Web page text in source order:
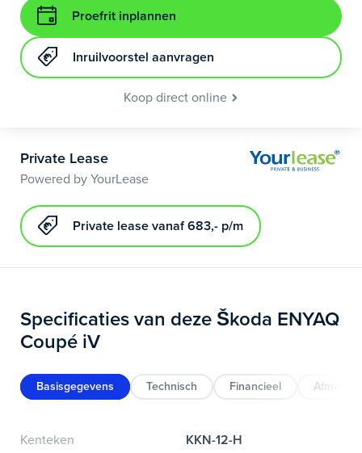
Proefrit inplannen
Inruilvoorstel aanvragen
Koop direct online
Private Lease
Powered by YourLease
Private lease vanaf 683,- p/m
Specificaties van deze Škoda ENYAQ
Coupé iV
Basisgegevens Technisch Financieel
Kenteken
KKN-12-H